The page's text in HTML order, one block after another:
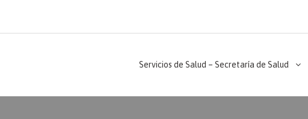
Servicios de Salud – Secretaría de Salud